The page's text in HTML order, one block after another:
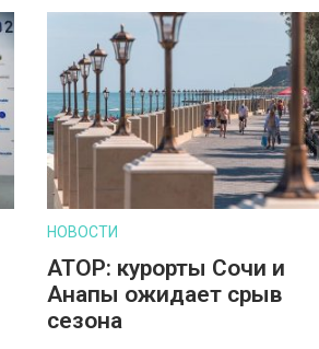
НОВОСТИ
АТОР: курорты Сочи и
Анапы ожидает срыв
сезона